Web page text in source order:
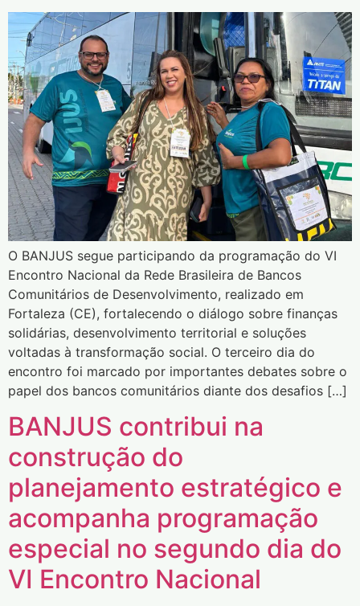
O BANJUS segue participando da programação do VI
Encontro Nacional da Rede Brasileira de Bancos
Comunitários de Desenvolvimento, realizado em
Fortaleza (CE), fortalecendo o diálogo sobre finanças
solidárias, desenvolvimento territorial e soluções
voltadas à transformação social. O terceiro dia do
encontro foi marcado por importantes debates sobre o
papel dos bancos comunitários diante dos desafios […]
BANJUS contribui na
construção do
planejamento estratégico e
acompanha programação
especial no segundo dia do
VI Encontro Nacional